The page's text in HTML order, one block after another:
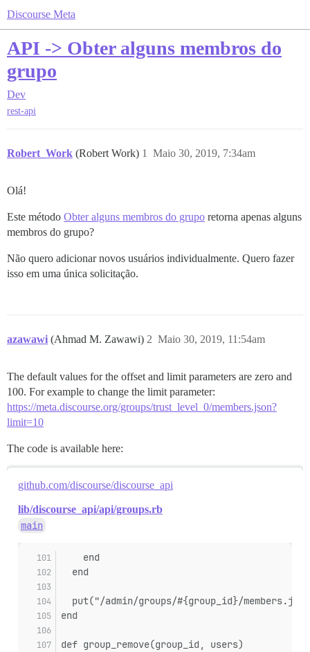
Discourse Meta
API -> Obter alguns membros do
grupo
Dev
rest-api
Robert_Work (Robert Work) Maio 30, 2019, 7:34am
1
Olá!
Este método Obter alguns membros do grupo retorna apenas alguns
membros do grupo?
Não quero adicionar novos usuários individualmente. Quero fazer
isso em uma única solicitação.
azawawi (Ahmad M. Zawawi) Maio 30, 2019, 11:54am
2
The default values for the offset and limit parameters are zero and
100. For example to change the limit parameter:
https://meta.discourse.org/groups/trust_level_0/members.json?
limit=10
The code is available here:
github.com/discourse/discourse_api
lib/discourse_api/api/groups.rb
main
    end
  end
put("/admin/groups/#{group_id}/
end
def group_remove(group_id, users)